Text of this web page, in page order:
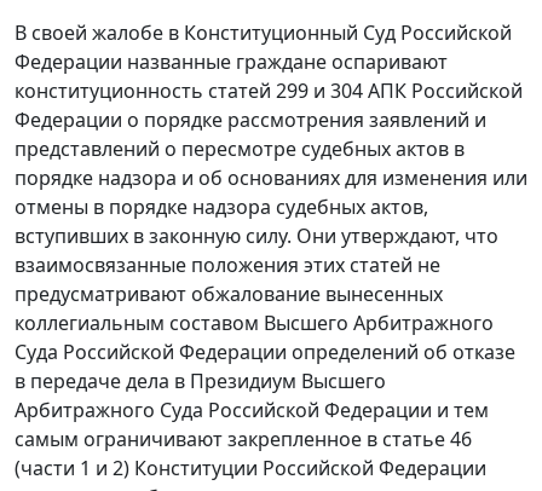
В своей жалобе в Конституционный Суд Российской
Федерации названные граждане оспаривают
конституционность статей 299 и 304АПК Российской
Федерации о порядке рассмотрения заявлений и
представлений о пересмотре судебных актов в
порядке надзора и об основаниях для изменения или
отмены в порядке надзора судебных актов,
вступивших в законную силу. Они утверждают, что
взаимосвязанные положения этих статей не
предусматривают обжалование вынесенных
коллегиальным составом Высшего Арбитражного
Суда Российской Федерации определений об отказе
в передаче дела в Президиум Высшего
Арбитражного Суда Российской Федерации и тем
самым ограничивают закрепленное в статье 46
(части 1 и 2) Конституции Российской Федерации